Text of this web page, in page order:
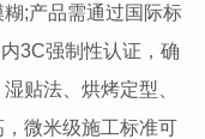
;产品需通过国际标
3C强制性认证，确
贴法、烘烤定型、
微米级施工标准可